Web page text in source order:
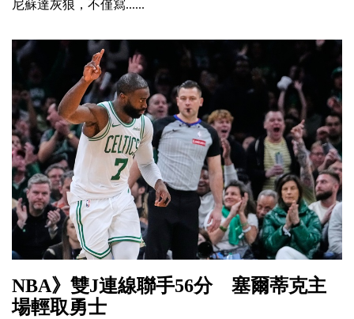
尼蘇達灰狼，不僅寫......
NBA》雙J連線聯手56分 塞爾蒂克主
場輕取勇士